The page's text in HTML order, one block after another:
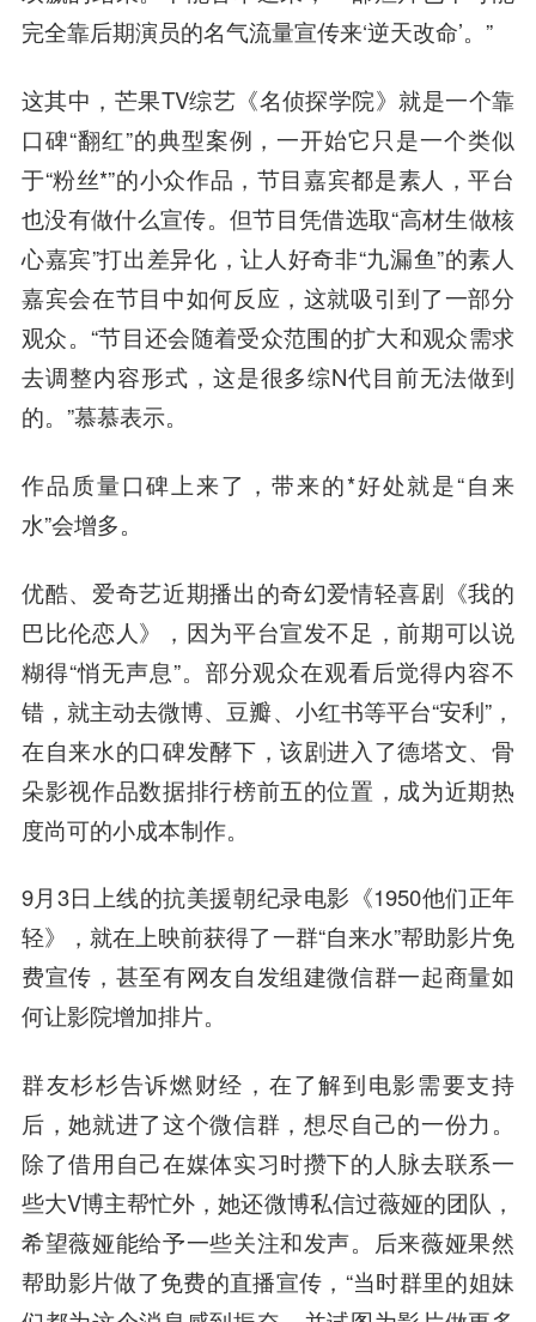
完全靠后期演员的名气流量宣传来‘逆天改命’。”
这其中， 芒果TV综艺《名侦探学院》就是一个靠
口碑“翻红”的典型案例，一开始它只是一个类似
于“粉丝*”的小众作品，节目嘉宾都是素人，平台
也没有做什么宣传。但节目凭借选取“高材生做核
心嘉宾”打出差异化，让人好奇非“九漏鱼”的素人
嘉宾会在节目中如何反应，这就吸引到了一部分
观众。“节目还会随着受众范围的扩大和观众需求
去调整内容形式，这是很多综N代目前无法做到
的。”慕慕表示。
作品质量口碑上来了，带来的*好处就是“自来
水”会增多。
优酷、 爱奇艺近期播出的奇幻爱情轻喜剧《我的
巴比伦恋人》，因为平台宣发不足，前期可以说
糊得“悄无声息”。部分观众在观看后觉得内容不
错，就主动去微博、豆瓣、小红书等平台“安利”，
在自来水的口碑发酵下，该剧进入了德塔文、骨
朵影视作品数据排行榜前五的位置，成为近期热
度尚可的小成本制作。
9月3日上线的抗美援朝纪录电影《1950他们正年
轻》，就在上映前获得了一群“自来水”帮助影片免
费宣传，甚至有网友自发组建微信群一起商量如
何让影院增加排片。
群友杉杉告诉燃财经，在了解到电影需要支持
后，她就进了这个微信群，想尽自己的一份力。
除了借用自己在媒体实习时攒下的人脉去联系一
些大V博主帮忙外，她还微博私信过薇娅的团队，
希望薇娅能给予一些关注和发声。后来薇娅果然
帮助影片做了免费的直播宣传，“当时群里的姐妹